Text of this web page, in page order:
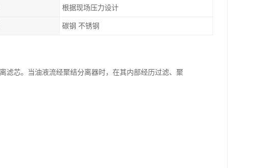
根据现场压力设计
碳钢 不锈钢
芯。当油液流经聚结分离器时，在其内部经历过滤、聚